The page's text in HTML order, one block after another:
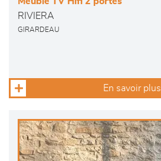
RIVIERA
GIRARDEAU
En savoir plus